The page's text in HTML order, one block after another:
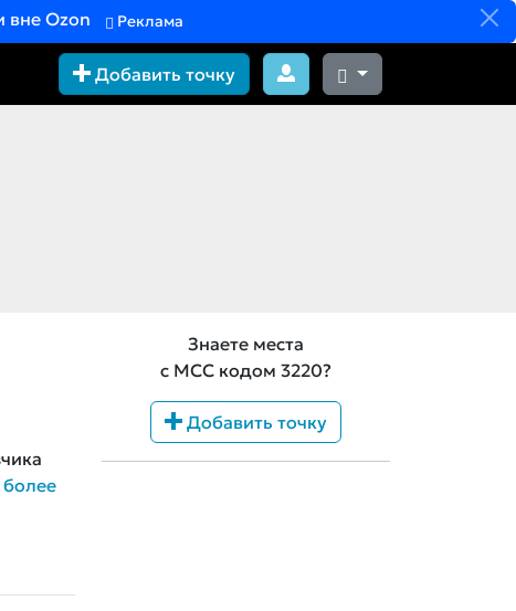
вне Ozon Реклама
Добавить точку
Знаете места
с MCC кодом 3220?
Добавить точку